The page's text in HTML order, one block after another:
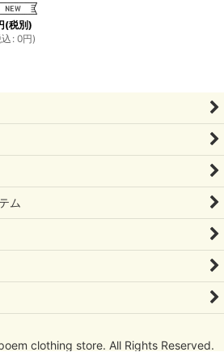
(税別)
: 0円)
ム
clothing store. All Rights Reserved.